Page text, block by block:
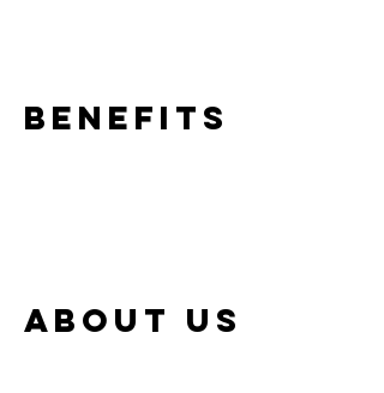
Benefits
About us